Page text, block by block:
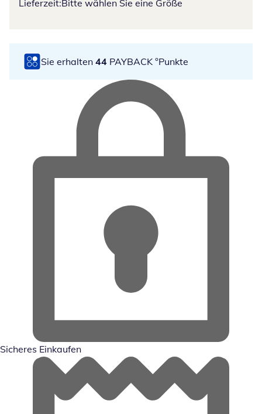
Lieferzeit:Bitte wählen Sie eine Größe
Sie erhalten 44 PAYBACK °Punkte
Sicheres Einkaufen